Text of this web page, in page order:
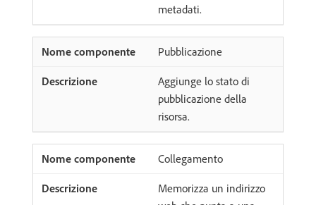
metadati.
Pubblicazione
Aggiunge lo stato di
pubblicazione della
risorsa.
Collegamento
Memorizza un indirizzo